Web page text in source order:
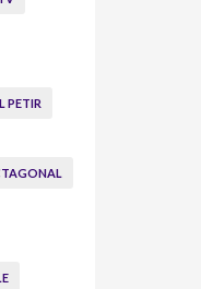
PETIR